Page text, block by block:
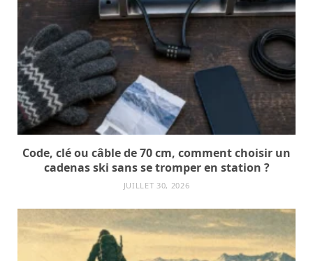
Code, clé ou câble de 70 cm, comment choisir un
cadenas ski sans se tromper en station ?
JUILLET 30, 2026